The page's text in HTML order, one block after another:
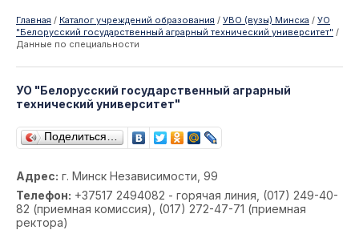
Главная / Каталог учреждений образования / УВО (вузы) Минска / УО
"Белорусский государственный аграрный технический университет" /
Данные по специальности
УО "Белорусский государственный аграрный
технический университет"
Поделиться…
Адрес: г. Минск Независимости, 99
Телефон: +37517 2494082 - горячая линия, (017) 249-40-
82 (приемная комиссия), (017) 272-47-71 (приемная
ректора)